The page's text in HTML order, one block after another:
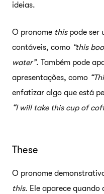
ideias.
O pronome thispode ser
contáveis, como “this
water”. Também pode
apresentações, como
enfatizar algo que está
“I will take this cup of
These
O pronome
this. Ele aparece quando